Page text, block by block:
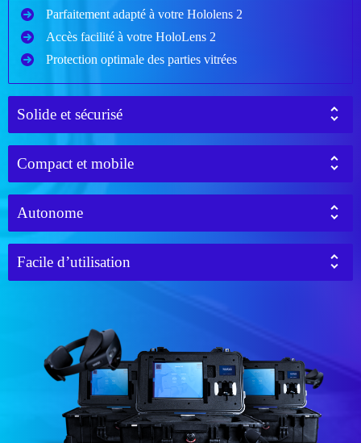
Parfaitement adapté à votre Hololens 2
Accès facilité à votre HoloLens 2
Protection optimale des parties vitrées
Solide et sécurisé
Compact et mobile
Autonome
Facile d’utilisation